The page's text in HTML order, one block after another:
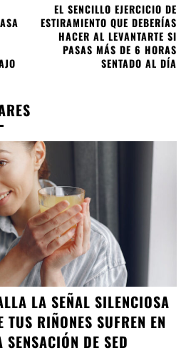
EL SENCILLO EJERCICIO DE
ESTIRAMIENTO QUE DEBERÍAS
HACER AL LEVANTARTE SI
PASAS MÁS DE 6 HORAS
SENTADO AL DÍA
LA SEÑAL SILENCIOSA
TUS RIÑONES SUFREN EN
DE SED